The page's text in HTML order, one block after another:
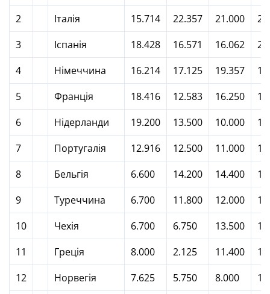
2
Італія 15.714 22.357 21.000
3
Іспанія 18.428 16.571 16.062
4
Німеччина 16.214 17.125 19.357
5
Франція 18.416 12.583 16.250
6
Нідерланди 19.200 13.500 10.000
7
Португалія 12.916 12.500 11.000
8
Бельгія 6.600 14.200 14.400
9
Туреччина 6.700 11.800 12.000
10
Чехія 6.700 6.750 13.500
11
Греція 8.000 2.125 11.400
12
Норвегія 7.625 5.750 8.000